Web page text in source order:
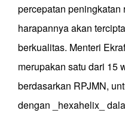
percepatan
harapannya akan
berkualitas. Menteri
merupakan satu dari 15
berdasarkan RPJMN,
dengan _hexahelix_